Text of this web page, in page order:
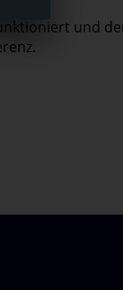
und